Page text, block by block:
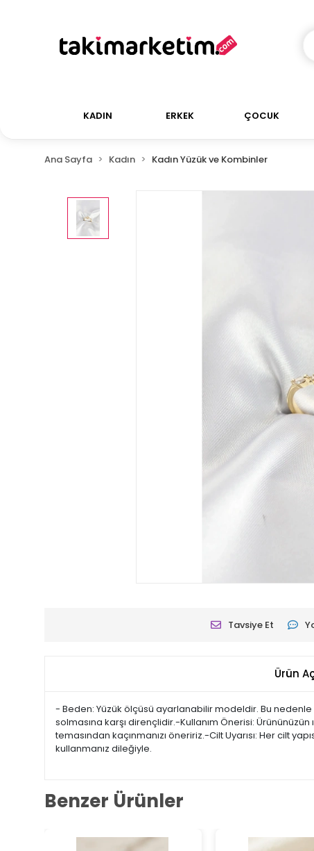
KADIN ERKEK ÇOCUK
Ana Sayfa Kadın Kadın Yüzük ve Kombinler
Tavsiye Et
Ürün
- Beden: Yüzük ölçüsü ayarlanabilir modeldir. Bu
solmasına karşı dirençlidir.-Kullanım Önerisi:
temasından kaçınmanızı öneririz.-Cilt Uyarısı: Her cilt
kullanmanız dileğiyle.
Benzer Ürünler